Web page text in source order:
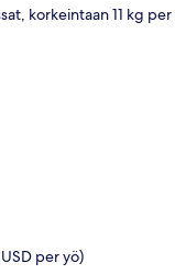
korkeintaan 11 kg per
per yö)